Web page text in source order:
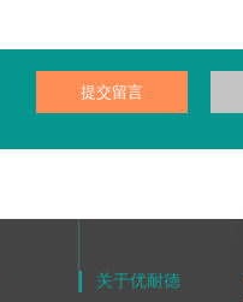
关于优耐德